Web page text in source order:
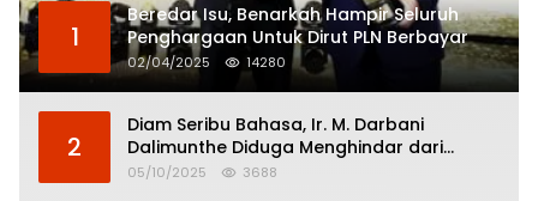
1
Beredar Isu, Benarkah Hampir Seluruh
Penghargaan Untuk Dirut PLN Berbayar
02/04/2025 14280
2
Diam Seribu Bahasa, Ir. M. Darbani
Dalimunthe Diduga Menghindar dari
Pertanggungjawaban Politik
05/10/2025 3688